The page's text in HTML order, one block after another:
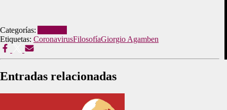
Categorías:
Etiquetas: CoronavirusFilosofíaGiorgio Agamben
Entradas relacionadas